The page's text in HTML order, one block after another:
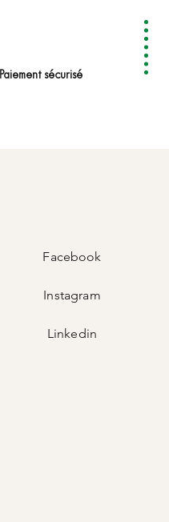
Paiement sécurisé
Facebook
Instagram
Linkedin